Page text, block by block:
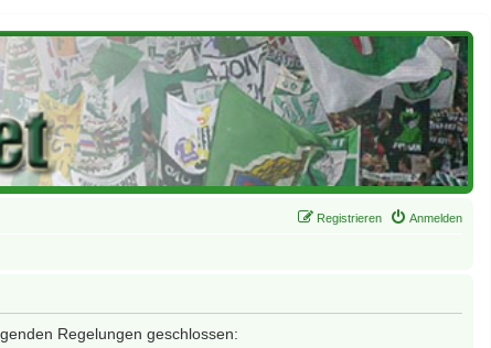
Anmelden
Registrieren
Regelungen geschlossen: